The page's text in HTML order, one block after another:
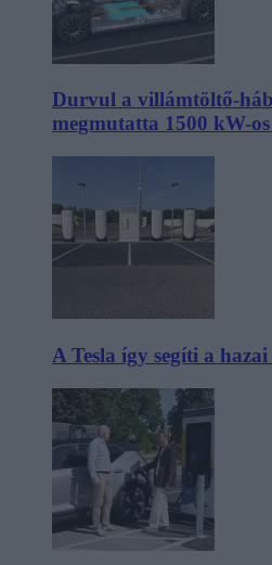
Durvul a villámtöltő-
megmutatta 1500 kW-
A Tesla így segíti a